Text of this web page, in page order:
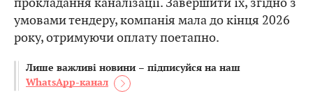
умовами тендеру, компанія мала до кінця 2026
року, отримуючи оплату поетапно.
Лише важливі новини – підписуйся на наш
WhatsApp-канал